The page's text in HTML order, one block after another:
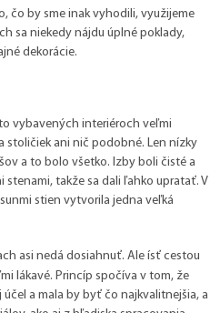
čo by sme inak vyhodili, využijeme
sa niekedy nájdu úplné poklady,
dekorácie.
vybavených interiéroch veľmi
stoličiek ani nič podobné. Len nízky
a to bolo všetko. Izby boli čisté a
takže sa dali ľahko upratať. V
stien vytvorila jedna veľká
asi nedá dosiahnuť. Ale ísť cestou
lákavé. Princíp spočíva v tom, že
a mala by byť čo najkvalitnejšia, a